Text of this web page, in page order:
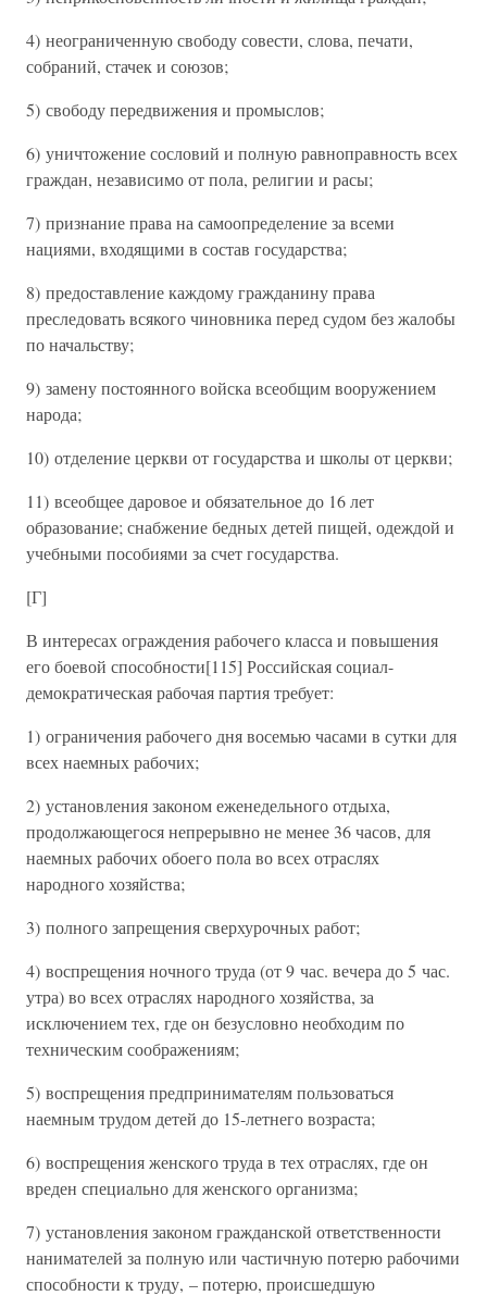
4) неограниченную свободу совести, слова, печати,
собраний, стачек и союзов;
5) свободу передвижения и промыслов;
6) уничтожение сословий и полную равноправность всех
граждан, независимо от пола, религии и расы;
7) признание права на самоопределение за всеми
нациями, входящими в состав государства;
8) предоставление каждому гражданину права
преследовать всякого чиновника перед судом без жалобы
по начальству;
9) замену постоянного войска всеобщим вооружением
народа;
10) отделение церкви от государства и школы от церкви;
11) всеобщее даровое и обязательное до 16 лет
образование; снабжение бедных детей пищей, одеждой и
учебными пособиями за счет государства.
[Г]
В интересах ограждения рабочего класса и повышения
его боевой способности[115] Российская социал-
демократическая рабочая партия требует:
1) ограничения рабочего дня восемью часами в сутки для
всех наемных рабочих;
2) установления законом еженедельного отдыха,
продолжающегося непрерывно не менее 36 часов, для
наемных рабочих обоего пола во всех отраслях
народного хозяйства;
3) полного запрещения сверхурочных работ;
4) воспрещения ночного труда (от 9 час. вечера до 5 час.
утра) во всех отраслях народного хозяйства, за
исключением тех, где он безусловно необходим по
техническим соображениям;
5) воспрещения предпринимателям пользоваться
наемным трудом детей до 15-летнего возраста;
6) воспрещения женского труда в тех отраслях, где он
вреден специально для женского организма;
7) установления законом гражданской ответственности
нанимателей за полную или частичную потерю рабочими
способности к труду, – потерю, происшедшую